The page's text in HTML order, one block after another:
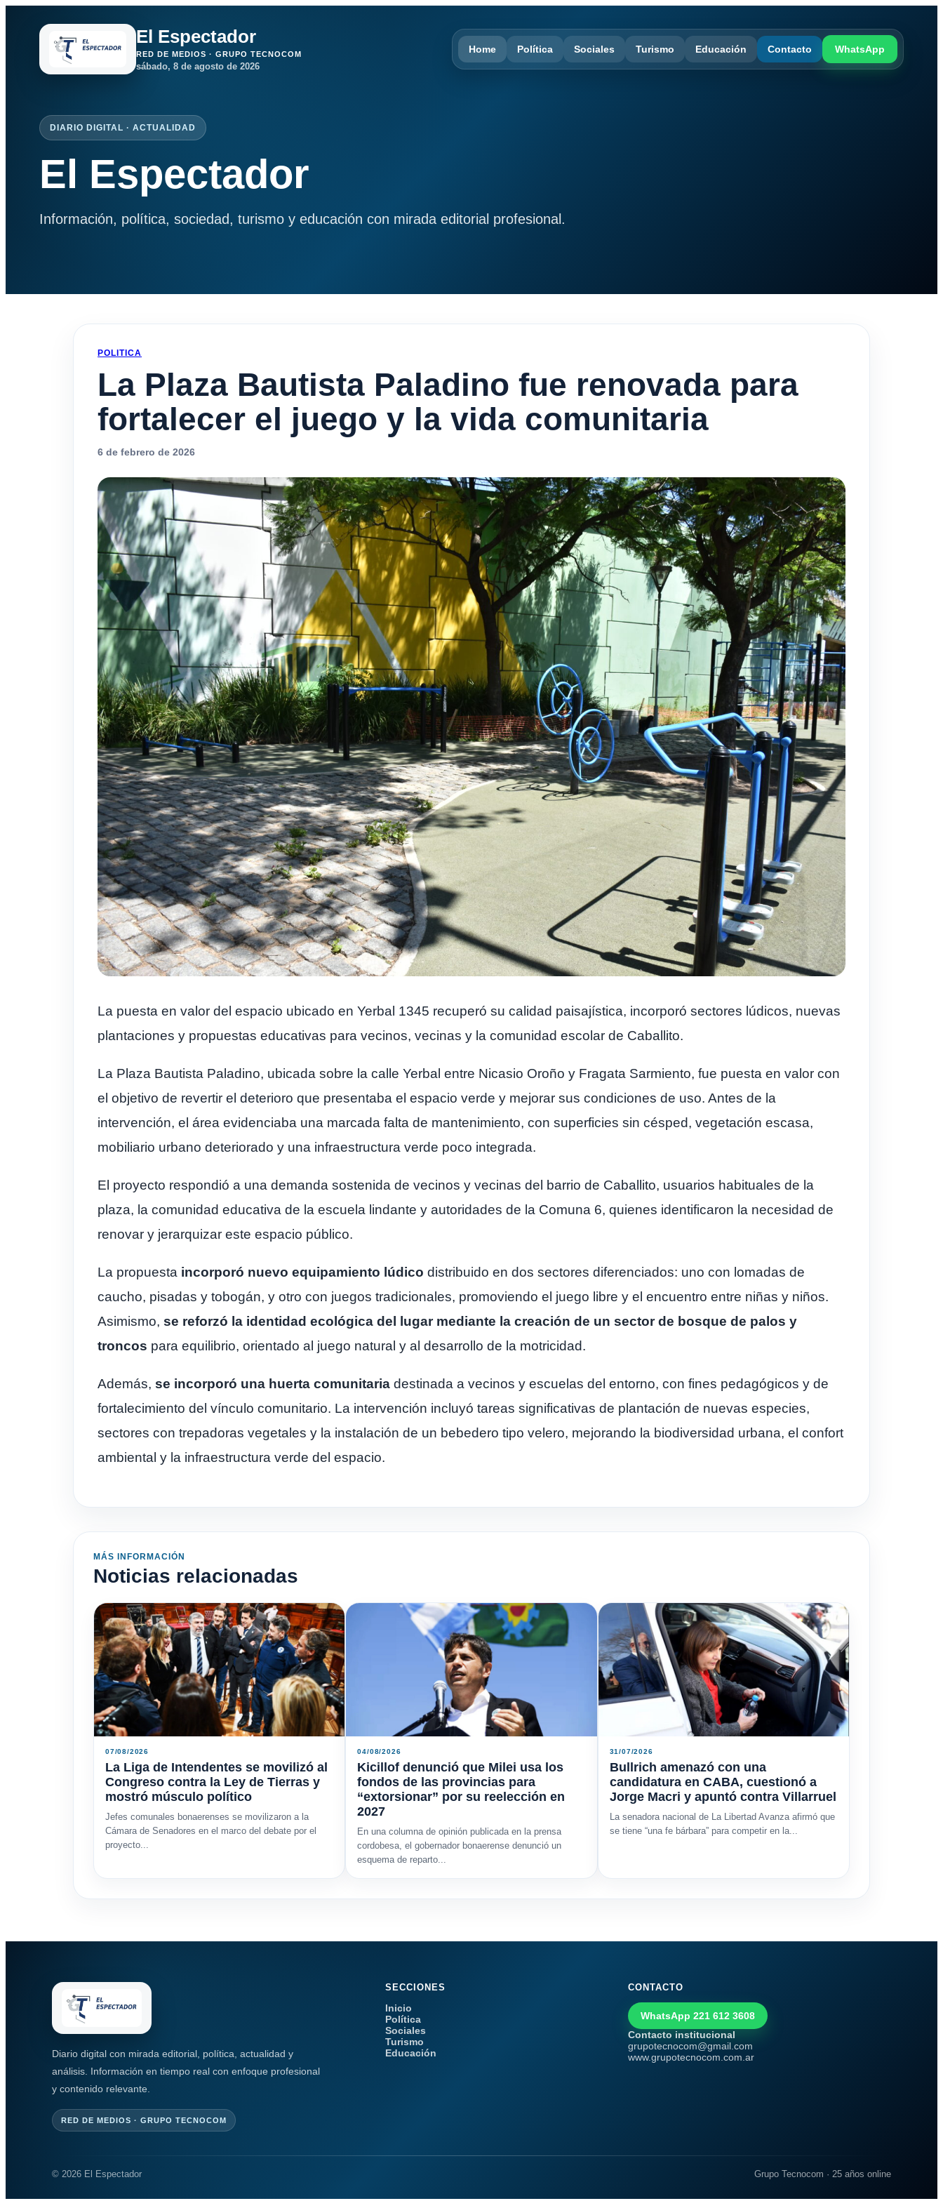
El Espectador
RED DE MEDIOS · GRUPO TECNOCOM
sábado, 8 de agosto de 2026
Home Política Sociales Turismo Educación Contacto WhatsApp
DIARIO DIGITAL · ACTUALIDAD
El Espectador
Información, política, sociedad, turismo y educación con mirada editorial profesional.
POLITICA
La Plaza Bautista Paladino fue renovada para
fortalecer el juego y la vida comunitaria
6 de febrero de 2026
La puesta en valor del espacio ubicado en Yerbal 1345 recuperó su calidad paisajística, incorporó sectores lúdicos, nuevas
plantaciones y propuestas educativas para vecinos, vecinas y la comunidad escolar de Caballito.
La Plaza Bautista Paladino, ubicada sobre la calle Yerbal entre Nicasio Oroño y Fragata Sarmiento, fue puesta en valor con
el objetivo de revertir el deterioro que presentaba el espacio verde y mejorar sus condiciones de uso. Antes de la
intervención, el área evidenciaba una marcada falta de mantenimiento, con superficies sin césped, vegetación escasa,
mobiliario urbano deteriorado y una infraestructura verde poco integrada.
El proyecto respondió a una demanda sostenida de vecinos y vecinas del barrio de Caballito, usuarios habituales de la
plaza, la comunidad educativa de la escuela lindante y autoridades de la Comuna 6, quienes identificaron la necesidad de
renovar y jerarquizar este espacio público.
La propuesta incorporó nuevo equipamiento lúdico distribuido en dos sectores diferenciados: uno con lomadas de
caucho, pisadas y tobogán, y otro con juegos tradicionales, promoviendo el juego libre y el encuentro entre niñas y niños.
Asimismo, se reforzó la identidad ecológica del lugar mediante la creación de un sector de bosque de palos y
troncos para equilibrio, orientado al juego natural y al desarrollo de la motricidad.
Además, se incorporó una huerta comunitaria destinada a vecinos y escuelas del entorno, con fines pedagógicos y de
fortalecimiento del vínculo comunitario. La intervención incluyó tareas significativas de plantación de nuevas especies,
sectores con trepadoras vegetales y la instalación de un bebedero tipo velero, mejorando la biodiversidad urbana, el confort
ambiental y la infraestructura verde del espacio.
MÁS INFORMACIÓN
Noticias relacionadas
07/08/2026
La Liga de Intendentes se movilizó al
Congreso contra la Ley de Tierras y
mostró músculo político
Jefes comunales bonaerenses se movilizaron a la
Cámara de Senadores en el marco del debate por el
proyecto...
04/08/2026
Kicillof denunció que Milei usa los
fondos de las provincias para
“extorsionar” por su reelección en
2027
En una columna de opinión publicada en la prensa
cordobesa, el gobernador bonaerense denunció un
esquema de reparto...
31/07/2026
Bullrich amenazó con una
candidatura en CABA, cuestionó a
Jorge Macri y apuntó contra Villarruel
La senadora nacional de La Libertad Avanza afirmó que
se tiene “una fe bárbara” para competir en la...
Diario digital con mirada editorial, política, actualidad y
análisis. Información en tiempo real con enfoque profesional
y contenido relevante.
RED DE MEDIOS · GRUPO TECNOCOM
SECCIONES
Inicio
Política
Sociales
Turismo
Educación
CONTACTO
WhatsApp 221 612 3608
Contacto institucional
grupotecnocom@gmail.com
www.grupotecnocom.com.ar
© 2026 El Espectador Grupo Tecnocom · 25 años online